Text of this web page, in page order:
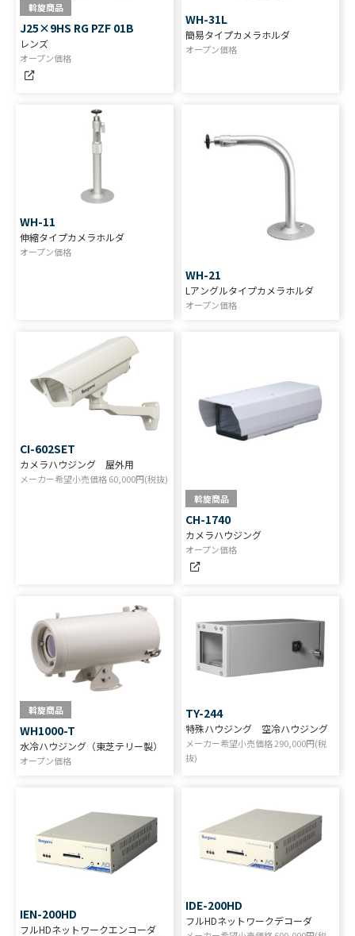
斡旋商品
J25×9HS RG PZF 01B
レンズ
オープン価格
WH-31L
簡易タイプカメラホルダ
オープン価格
WH-11
伸縮タイプカメラホルダ
オープン価格
WH-21
Lアングルタイプカメラホルダ
オープン価格
CI-602SET
カメラハウジング 屋外用
メーカー希望小売価格60,000円(税抜)
斡旋商品
CH-1740
カメラハウジング
オープン価格
斡旋商品
WH1000-T
水冷ハウジング（東芝テリー製）
オープン価格
TY-244
特殊ハウジング 空冷ハウジング
メーカー希望小売価格290,000円(税
抜)
IEN-200HD
フルHDネットワークエンコーダ
IDE-200HD
フルHDネットワークデコーダ